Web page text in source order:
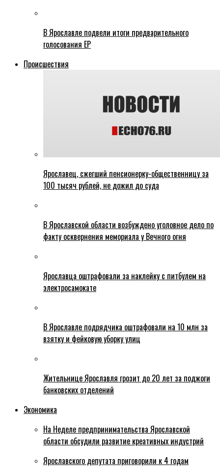
В Ярославле подвели итоги предварительного
голосования ЕР
Происшествия
Ярославец, сжегший пенсионерку-общественницу за
100 тысяч рублей, не дожил до суда
В Ярославской области возбуждено уголовное дело по
факту осквернения мемориала у Вечного огня
Ярославца оштрафовали за наклейку с питбулем на
электросамокате
В Ярославле подрядчика оштрафовали на 10 млн за
взятку и фейковую уборку улиц
Жительнице Ярославля грозит до 20 лет за поджоги
банковских отделений
Экономика
На Неделе предпринимательства Ярославской
области обсудили развитие креативных индустрий
Ярославского депутата приговорили к 4 годам